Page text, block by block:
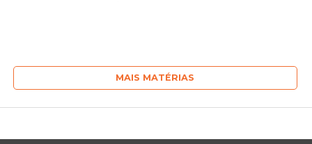
MAIS MATÉRIAS